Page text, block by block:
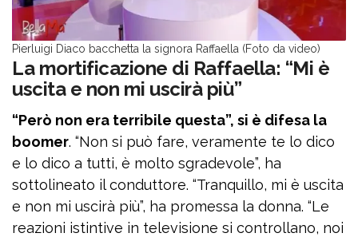
Pierluigi Diaco bacchetta la signora Raffaella (Foto da video)
La mortificazione di Raffaella: “Mi è
uscita e non mi uscirà più”
“Però non era terribile questa”, si è difesa la
boomer. “Non si può fare, veramente te lo dico
e lo dico a tutti, è molto sgradevole”, ha
sottolineato il conduttore. “Tranquillo, mi è uscita
e non mi uscirà più”, ha promessa la donna. “Le
reazioni istintive in televisione si controllano, noi